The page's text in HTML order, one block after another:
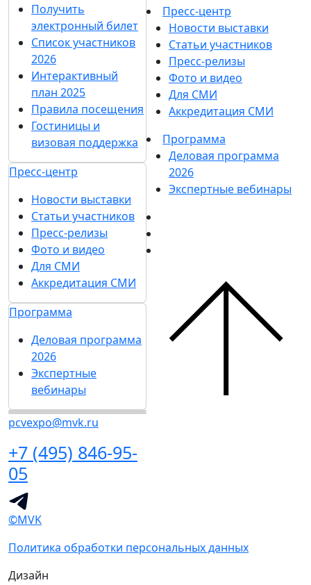
Получить
электронный билет
Список участников
2026
Интерактивный
план 2025
Правила посещения
Гостиницы и
визовая поддержка
Пресс-центр
Новости выставки
Статьи участников
Пресс-релизы
Фото и видео
Для СМИ
Аккредитация СМИ
Программа
Деловая программа
2026
Экспертные
вебинары
pcvexpo@mvk.ru
+7 (495) 846-95-
05
Пресс-центр
Новости выставки
Статьи участников
Пресс-релизы
Фото и видео
Для СМИ
Аккредитация СМИ
Программа
Деловая программа
2026
Экспертные вебинары
©MVK
Политика обработки персональных данных
Дизайн